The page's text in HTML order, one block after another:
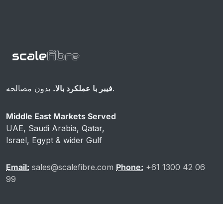
فیبر با عملکرد بالا.بدون مصالحه.
Middle East Markets Served
UAE, Saudi Arabia, Qatar,
Israel, Egypt & wider Gulf
Email: sales@scalefibre.com Phone: +61 1300 42 06
99